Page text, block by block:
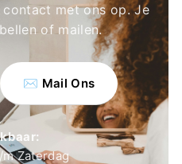
met ons op. Je
of mailen.
✉️ Mail Ons
Zaterdag